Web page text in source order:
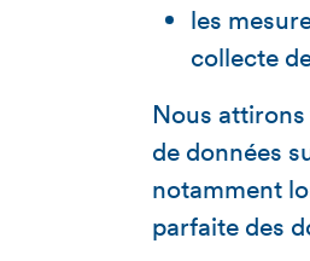
les
collecte
Nous
de données
notamment
parfaite des